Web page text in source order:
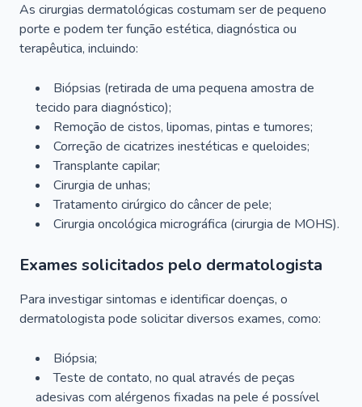
As cirurgias dermatológicas costumam ser de pequeno
porte e podem ter função estética, diagnóstica ou
terapêutica, incluindo:
Biópsias (retirada de uma pequena amostra de
tecido para diagnóstico);
Remoção de cistos, lipomas, pintas e tumores;
Correção de cicatrizes inestéticas e queloides;
Transplante capilar;
Cirurgia de unhas;
Tratamento cirúrgico do câncer de pele;
Cirurgia oncológica micrográfica (cirurgia de MOHS).
Exames solicitados pelo dermatologista
Para investigar sintomas e identificar doenças, o
dermatologista pode solicitar diversos exames, como:
Biópsia;
Teste de contato, no qual através de peças
adesivas com alérgenos fixadas na pele é possível